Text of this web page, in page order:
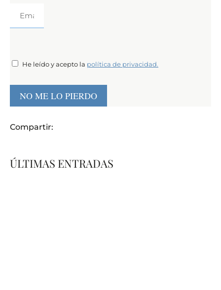
He leído y acepto la política de privacidad.
NO ME LO PIERDO
Compartir:
ÚLTIMAS ENTRADAS